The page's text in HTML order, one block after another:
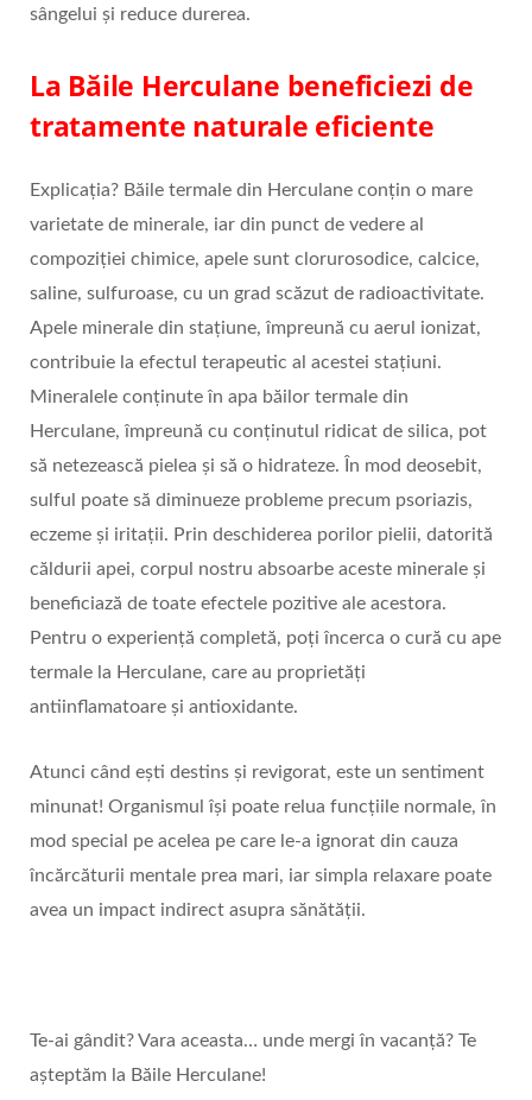
sângelui și reduce durerea.
La Băile Herculane beneficiezi de
tratamente naturale eficiente
Explicația? Băile termale din Herculane conțin o mare
varietate de minerale, iar din punct de vedere al
compoziției chimice, apele sunt clorurosodice, calcice,
saline, sulfuroase, cu un grad scăzut de radioactivitate.
Apele minerale din stațiune, împreună cu aerul ionizat,
contribuie la efectul terapeutic al acestei stațiuni.
Mineralele conținute în apa băilor termale din
Herculane, împreună cu conținutul ridicat de silica, pot
să netezească pielea și să o hidrateze. În mod deosebit,
sulful poate să diminueze probleme precum psoriazis,
eczeme și iritații. Prin deschiderea porilor pielii, datorită
căldurii apei, corpul nostru absoarbe aceste minerale și
beneficiază de toate efectele pozitive ale acestora.
Pentru o experiență completă, poți încerca o cură cu ape
termale la Herculane, care au proprietăți
antiinflamatoare și antioxidante.
Atunci când ești destins și revigorat, este un sentiment
minunat! Organismul își poate relua funcțiile normale, în
mod special pe acelea pe care le-a ignorat din cauza
încărcăturii mentale prea mari, iar simpla relaxare poate
avea un impact indirect asupra sănătății.
Te-ai gândit? Vara aceasta… unde mergi în vacanță? Te
așteptăm la Băile Herculane!